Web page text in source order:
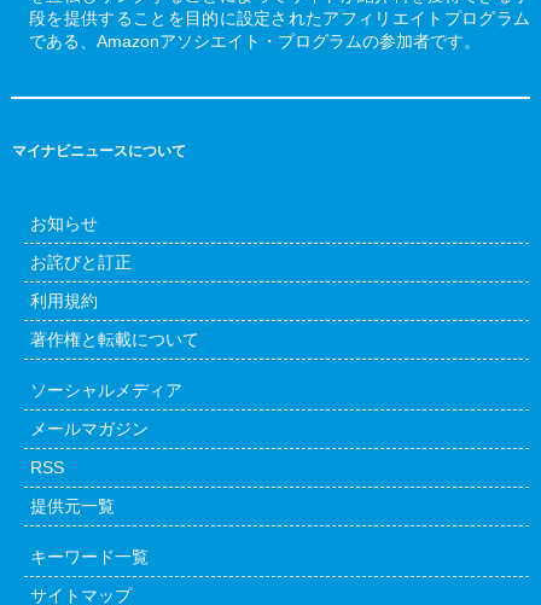
段を提供することを目的に設定されたアフィリエイトプログラム
である、Amazonアソシエイト・プログラムの参加者です。
マイナビニュースについて
お知らせ
お詫びと訂正
利用規約
著作権と転載について
ソーシャルメディア
メールマガジン
RSS
提供元一覧
キーワード一覧
サイトマップ